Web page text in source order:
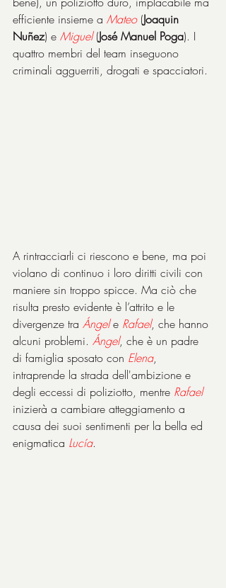
efficiente insieme a Mateo (Joaquin
Nuñez) e Miguel (José Manuel Poga). I
quattro membri del team inseguono
criminali agguerriti, drogati e spacciatori.
A rintracciarli ci riescono e bene, ma poi
violano di continuo i loro diritti civili con
maniere sin troppo spicce. Ma ciò che
risulta presto evidente è l’attrito e le
divergenze tra Ángel e Rafael, che hanno
alcuni problemi. Ángel, che è un padre
di famiglia sposato con Elena,
intraprende la strada dell'ambizione e
degli eccessi di poliziotto, mentre Rafael
inizierà a cambiare atteggiamento a
causa dei suoi sentimenti per la bella ed
enigmatica Lucía.